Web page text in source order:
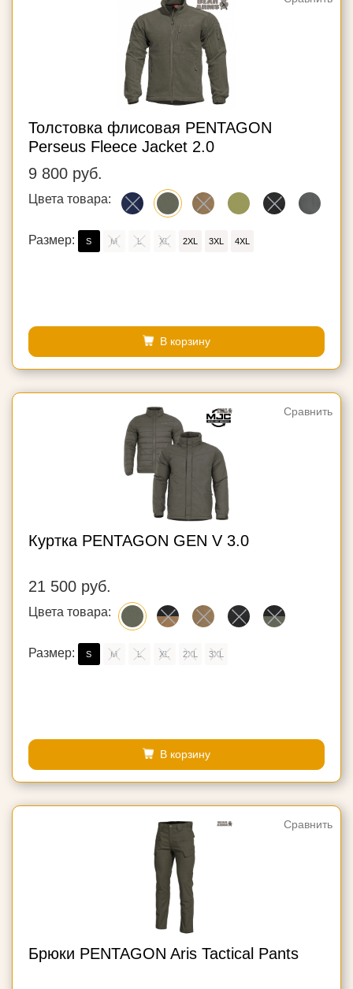
Толстовка флисовая PENTAGON
Perseus Fleece Jacket 2.0
9 800 руб.
Цвета товара:
Размер: S M L XL 2XL 3XL 4XL
В корзину
Сравнить
Куртка PENTAGON GEN V 3.0
21 500 руб.
Цвета товара:
Размер: S M L XL 2XL 3XL
В корзину
Сравнить
Брюки PENTAGON Aris Tactical Pants